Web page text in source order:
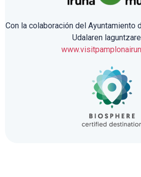
Con la colaboración del Ayuntamiento
Udalaren